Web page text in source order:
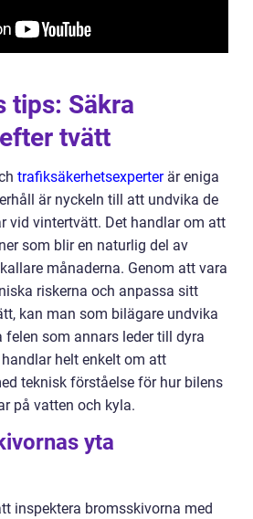
tips: Säkra
tvätt
trafiksäkerhetsexperterär eniga
är nyckeln till att undvika de
vid vintertvätt. Det handlar om att
som blir en naturlig del av
månaderna. Genom att vara
riskerna och anpassa sitt
kan man som bilägare undvika
felen som annars leder till dyra
helt enkelt om att
teknisk förståelse för hur bilens
på vatten och kyla.
yta
inspektera bromsskivorna med